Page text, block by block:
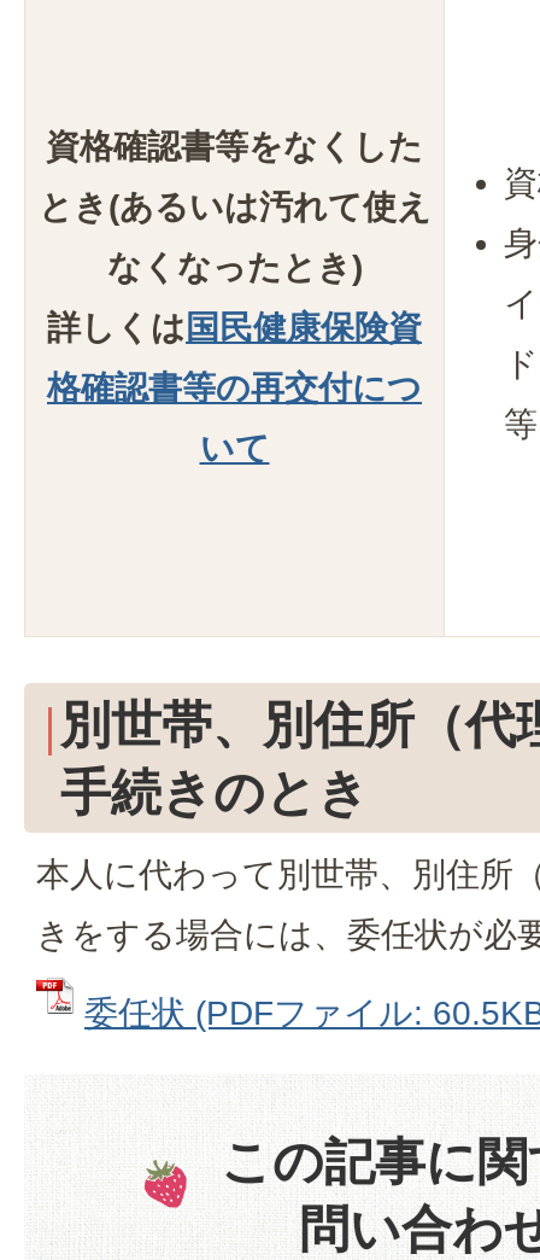
資格確認書等をなくした
とき(あるいは汚れて使え
なくなったとき)
詳しくは 国民健康保険資
格確認書等の再交付につ
いて
別世帯、別住所（代
手続きのとき
本人に代わって別世帯、別住所
きをする場合には、委任状が必
委任状 (PDFファイル:
この記事に
問い合わ